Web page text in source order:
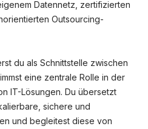
Datennetz, zertifizierten
Outsourcing-
du als Schnittstelle zwischen
eine zentrale Rolle in der
IT-Lösungen. Du übersetzt
sichere und
und begleitest diese von